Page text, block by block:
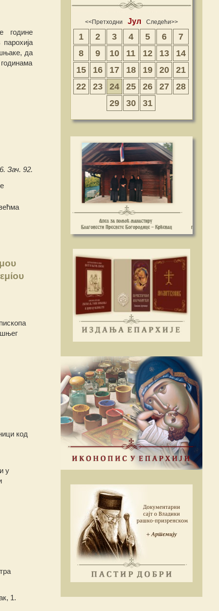
године
да
Зач. 92.
код
у
1.
<<Претходни Јул Следећи>>
1 2 3 4 5 6
7
8
9 10 11 12 13
14
15
16 17 18 19 20
21
22
23 24 25 26 27
28
29
30 31